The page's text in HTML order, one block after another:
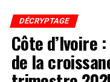
DÉCRYPTAGE
Côte d’Ivoire
de la